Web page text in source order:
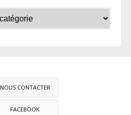
NOUS CONTACTER
FACEBOOK